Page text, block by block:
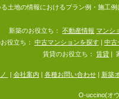
土地の情報におけるプラン例・施工
新築のお役立ち： 不動産情報 マンシ
役立ち：
中古マンションを探す| 中古
賃貸のお役立ち：
賃貸
会社案内 各種お問い合わせ| 新築
O-uccino(オ